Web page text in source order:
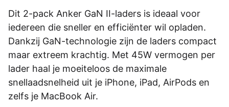
Dit 2-pack Anker GaN II-laders is ideaal voor
iedereen die sneller en efficiënter wil opladen.
Dankzij GaN-technologie zijn de laders compact
maar extreem krachtig. Met 45W vermogen per
lader haal je moeiteloos de maximale
snellaadsnelheid uit je iPhone, iPad, AirPods en
zelfs je MacBook Air.